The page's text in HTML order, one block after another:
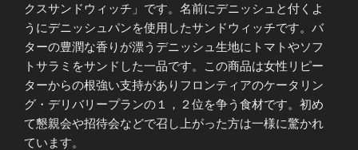
クスサンドウィッチ」です。名前にデニッシュと付くよ
うにデニッシュパンを使用したサンドウィッチです。バ
ターの豊潤な香りが漂うデニッシュ生地にトマトやソフ
トサラミをサンドした一品です。この商品は女性リピー
ターからの根強い支持がありフロンティアのケータリン
グ・デリバリープランの１，２位を争う食材です。初め
て懇親会や招待会などで召し上がった方は一様に驚かれ
ています。